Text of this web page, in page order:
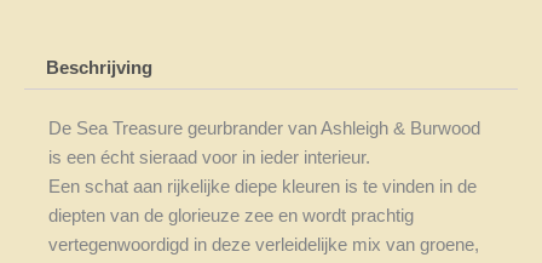
Beschrijving
De Sea Treasure geurbrander van Ashleigh & Burwood
is een écht sieraad voor in ieder interieur.
Een schat aan rijkelijke diepe kleuren is te vinden in de
diepten van de glorieuze zee en wordt prachtig
vertegenwoordigd in deze verleidelijke mix van groene,